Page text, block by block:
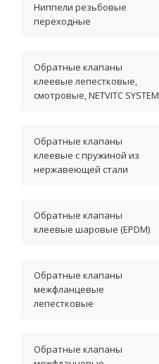
Ниппели резьбовые
переходные
Обратные клапаны
клеевые лепестковые,
смотровые, NETVITC SYSTEM
Обратные клапаны
клеевые с пружиной из
нержавеющей стали
Обратные клапаны
клеевые шаровые (EPDM)
Обратные клапаны
межфланцевые
лепестковые
Обратные клапаны